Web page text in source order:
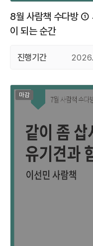
8월 사람책 수다방 ①
이 되는 순간
진행기간
마감
마감된 프로그램